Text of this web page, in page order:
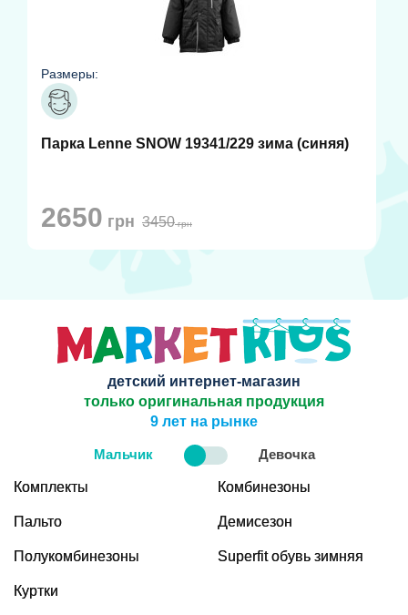
Размеры:
Парка Lenne SNOW 19341/229 зима (синяя)
2650 грн 3450грн
детский интернет-магазин
только оригинальная продукция
9 лет на рынке
Мальчик Девочка
Комплекты
Пальто
Полукомбинезоны
Куртки
Комбинезоны
Демисезон
Superfit обувь зимняя